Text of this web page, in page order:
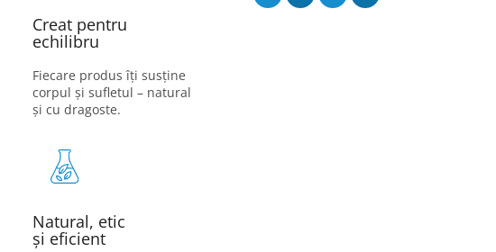
Creat pentru
echilibru
Fiecare produs îți susține
corpul și sufletul – natural
și cu dragoste.
Natural, etic
și eficient